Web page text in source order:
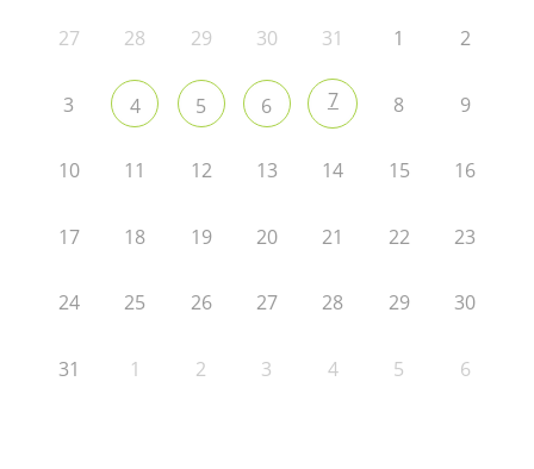
27 28 29 30 31 1 2
3 4 5 6 7 8 9
10 11 12 13 14 15 16
17 18 19 20 21 22 23
24 25 26 27 28 29 30
31 1 2 3 4 5 6